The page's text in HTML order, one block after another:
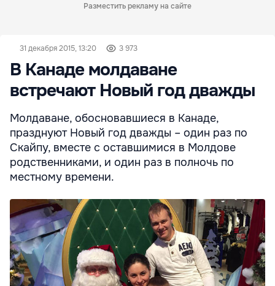
Разместить рекламу на сайте
31 декабря 2015, 13:20 3 973
В Канаде молдаване
встречают Новый год дважды
Молдаване, обосновавшиеся в Канаде,
празднуют Новый год дважды – один раз по
Скайпу, вместе с оставшимися в Молдове
родственниками, и один раз в полночь по
местному времени.